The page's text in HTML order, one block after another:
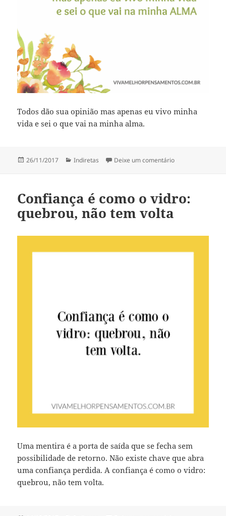
Todos dão sua opinião mas apenas eu vivo minha
vida e sei o que vai na minha alma.
Publicado
26/11/2017 Categorias
Indiretas Deixe um comentárioem Apenas eu
Confiança é como o vidro:
quebrou, não tem volta
Uma mentira é a porta de saída que se fecha sem
possibilidade de retorno. Não existe chave que abra
uma confiança perdida. A confiança é como o vidro:
quebrou, não tem volta.